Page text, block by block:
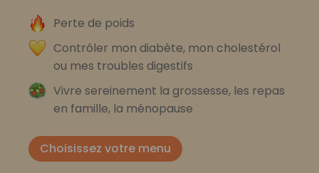
Perte de poids
Contrôler mon diabète, mon cholestérol
ou mes troubles digestifs
Vivre sereinement la grossesse, les repas
en famille, la ménopause
Choisissez votre menu